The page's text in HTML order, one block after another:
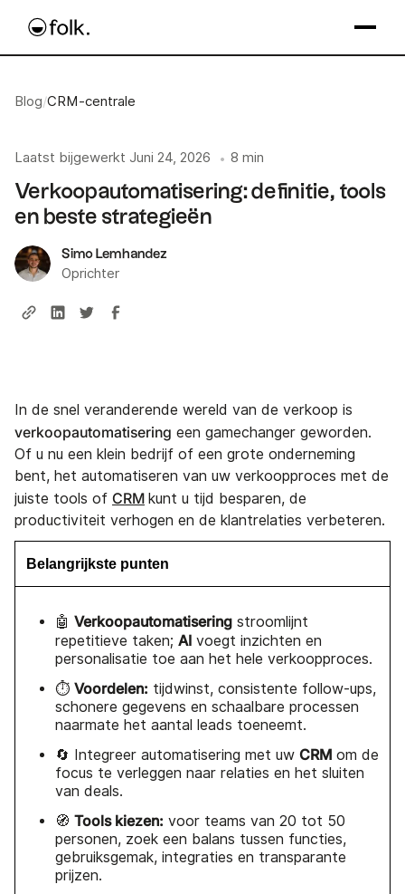
Blog/CRM-centrale
Laatst bijgewerkt Juni 24, 2026 • 8 min
Verkoopautomatisering: definitie, tools
en beste strategieën
Simo Lemhandez
Oprichter
In de snel veranderende wereld van de verkoop is
verkoopautomatisering een gamechanger geworden.
Of u nu een klein bedrijf of een grote onderneming
bent, het automatiseren van uw verkoopproces met de
juiste tools of CRM kunt u tijd besparen, de
productiviteit verhogen en de klantrelaties verbeteren.
Belangrijkste punten
🤖 Verkoopautomatisering stroomlijnt
repetitieve taken; AI voegt inzichten en
personalisatie toe aan het hele verkoopproces.
⏱️ Voordelen: tijdwinst, consistente follow-ups,
schonere gegevens en schaalbare processen
naarmate het aantal leads toeneemt.
🔄 Integreer automatisering met uw CRM om de
focus te verleggen naar relaties en het sluiten
van deals.
🧭 Tools kiezen: voor teams van 20 tot 50
personen, zoek een balans tussen functies,
gebruiksgemak, integraties en transparante
prijzen.